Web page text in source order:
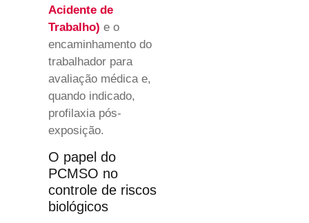
Acidente de
Trabalho) e o
encaminhamento do
trabalhador para
avaliação médica e,
quando indicado,
profilaxia pós-
exposição.
O papel do
PCMSO no
controle de riscos
biológicos